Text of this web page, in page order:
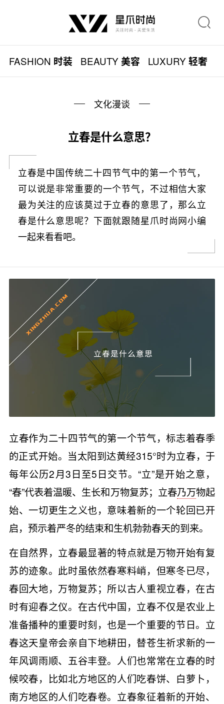
FASHION 时装 BEAUTY美容 LUXURY轻奢
文化漫谈
立春是什么意思？
立春是中国传统二十四节气中的第一个节气，
可以说是非常重要的一个节气，不过相信大家
最为关注的应该莫过于立春的意思了，那么立
春是什么意思呢？下面就跟随星爪时尚网小编
一起来看看吧。
立春作为二十四节气的第一个节气，标志着春季
的正式开始。当太阳到达黄经315°时为立春，于
每年公历2月3日至5日交节。“立”是开始之意，
“春”代表着温暖、生长和万物复苏；立春乃万物起
始、一切更生之义也，意味着新的一个轮回已开
启，预示着严冬的结束和生机勃勃春天的到来。
在自然界，立春最显著的特点就是万物开始有复
苏的迹象。此时虽依然春寒料峭，但寒冬已尽，
春回大地，万物复苏；所以古人重视立春，在古
时有迎春之仪。在古代中国，立春不仅是农业上
准备播种的重要时刻，也是一个重要的节日。立
春这天皇帝会亲自下地耕田，替苍生祈求新的一
年风调雨顺、五谷丰登。人们也常常在立春的时
候咬春，比如北方地区的人们吃春饼、白萝卜，
南方地区的人们吃春卷。立春象征着新的开始、